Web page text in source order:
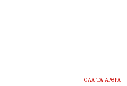
ΟΛΑ ΤΑ ΑΡΘΡΑ